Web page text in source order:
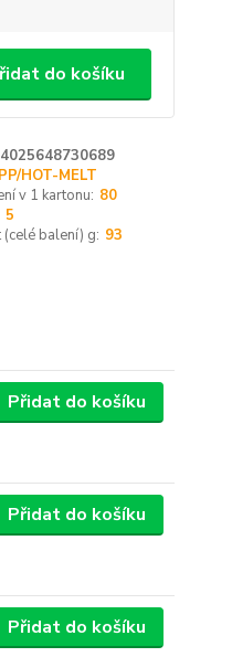
do košíku
4025648730689
PP/HOT-MELT
v 1 kartonu: 80
5
balení) g: 93
Přidat do košíku
Přidat do košíku
Přidat do košíku